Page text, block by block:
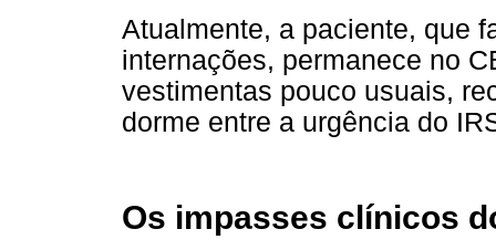
Atualmente, a paciente, que
internações, permanece no
vestimentas pouco usuais,
dorme entre a urgência do
Os impasses clínicos